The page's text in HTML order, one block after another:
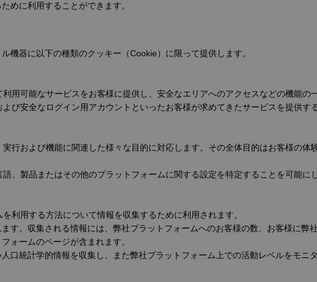
めに利用することができます。
機器に以下の種類のクッキー（Cookie）に限って提供します。
用可能なサービスをお客様に提供し、安全なエリアへのアクセスなどの機能の
び安全なログイン用アカウントといったお客様が求めてきたサービスを提供す
行および機能に関連した様々な目的に対応します。その全体目的はお客様の体
、製品またはその他のプラットフォームに関する設定を特定することを可能にし
利用する方法について情報を収集するために利用されます。
す。収集される情報には、弊社プラットフォームへのお客様の数、お客様に弊
ォームのページが含まれます。
口統計学的情報を収集し、また弊社プラットフォーム上での活動レベルをモニ